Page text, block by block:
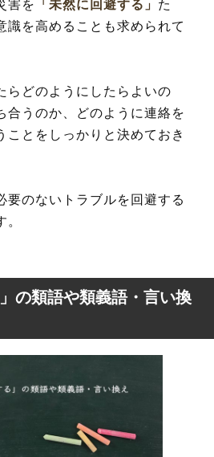
害を 「未然に回避する」 た
識を高めることも求められて
らどのようにしたらよいの
合うのか、どのように連絡を
ことをしっかりと決めておき
要のないトラブルを回避する
の類語や類義語・言い換